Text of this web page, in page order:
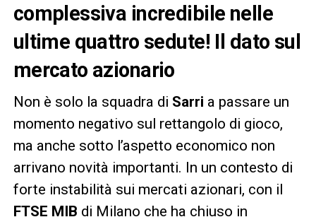
complessiva incredibile nelle
ultime quattro sedute! Il dato sul
mercato azionario
Non è solo la squadra di Sarri a passare un
momento negativo sul rettangolo di gioco,
ma anche sotto l’aspetto economico non
arrivano novità importanti. In un contesto di
forte instabilità sui mercati azionari, con il
FTSE MIB di Milano che ha chiuso in